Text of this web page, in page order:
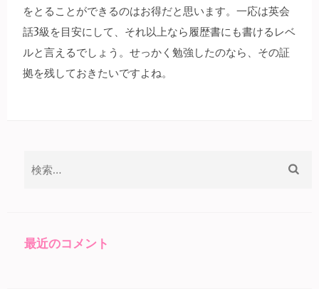
をとることができるのはお得だと思います。一応は英会
話3級を目安にして、それ以上なら履歴書にも書けるレベ
ルと言えるでしょう。せっかく勉強したのなら、その証
拠を残しておきたいですよね。
最近のコメント